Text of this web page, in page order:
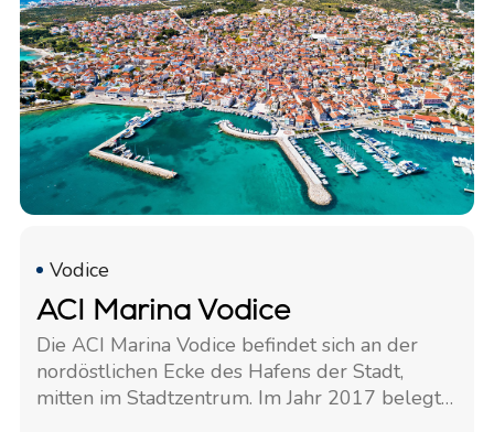
Vodice
ACI Marina Vodice
Die ACI Marina Vodice befindet sich an der
nordöstlichen Ecke des Hafens der Stadt,
mitten im Stadtzentrum. Im Jahr 2017 belegte